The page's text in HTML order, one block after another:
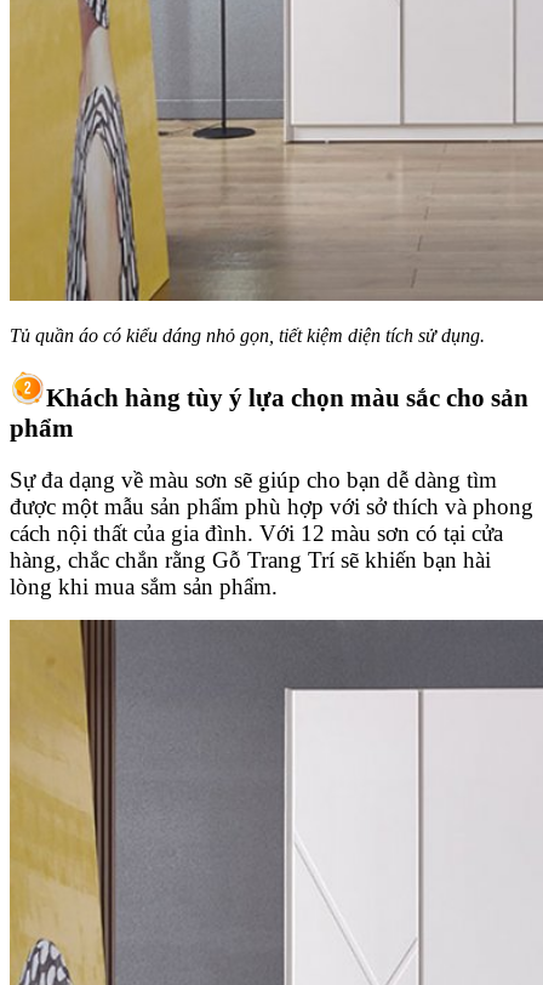
Tủ quần áo có kiểu dáng nhỏ gọn, tiết kiệm diện tích sử dụng.
Khách hàng tùy ý lựa chọn màu sắc cho sản
phẩm
Sự đa dạng về màu sơn sẽ giúp cho bạn dễ dàng tìm
được một mẫu sản phẩm phù hợp với sở thích và phong
cách nội thất của gia đình. Với 12 màu sơn có tại cửa
hàng, chắc chắn rằng Gỗ Trang Trí sẽ khiến bạn hài
lòng khi mua sắm sản phẩm.